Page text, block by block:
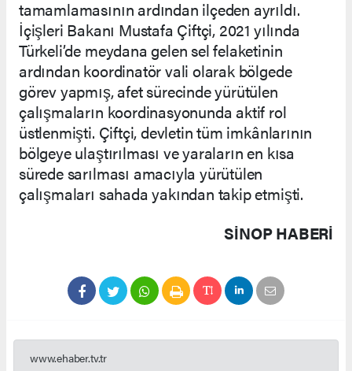
tamamlamasının ardından ilçeden ayrıldı.
İçişleri Bakanı Mustafa Çiftçi, 2021 yılında
Türkeli’de meydana gelen sel felaketinin
ardından koordinatör vali olarak bölgede
görev yapmış, afet sürecinde yürütülen
çalışmaların koordinasyonunda aktif rol
üstlenmişti. Çiftçi, devletin tüm imkânlarının
bölgeye ulaştırılması ve yaraların en kısa
sürede sarılması amacıyla yürütülen
çalışmaları sahada yakından takip etmişti.
SINOP HABERİ
www.ehaber.tv.tr